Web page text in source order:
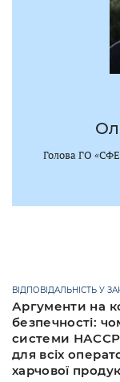
Голова ГО
Аргументи на
безпечності:
системи НАССР
для всіх
харчової
ВІДПОВІДАЛЬНІСТЬ У